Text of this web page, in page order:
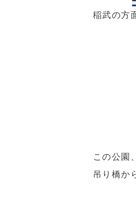
稲武の方
この公園
吊り橋か